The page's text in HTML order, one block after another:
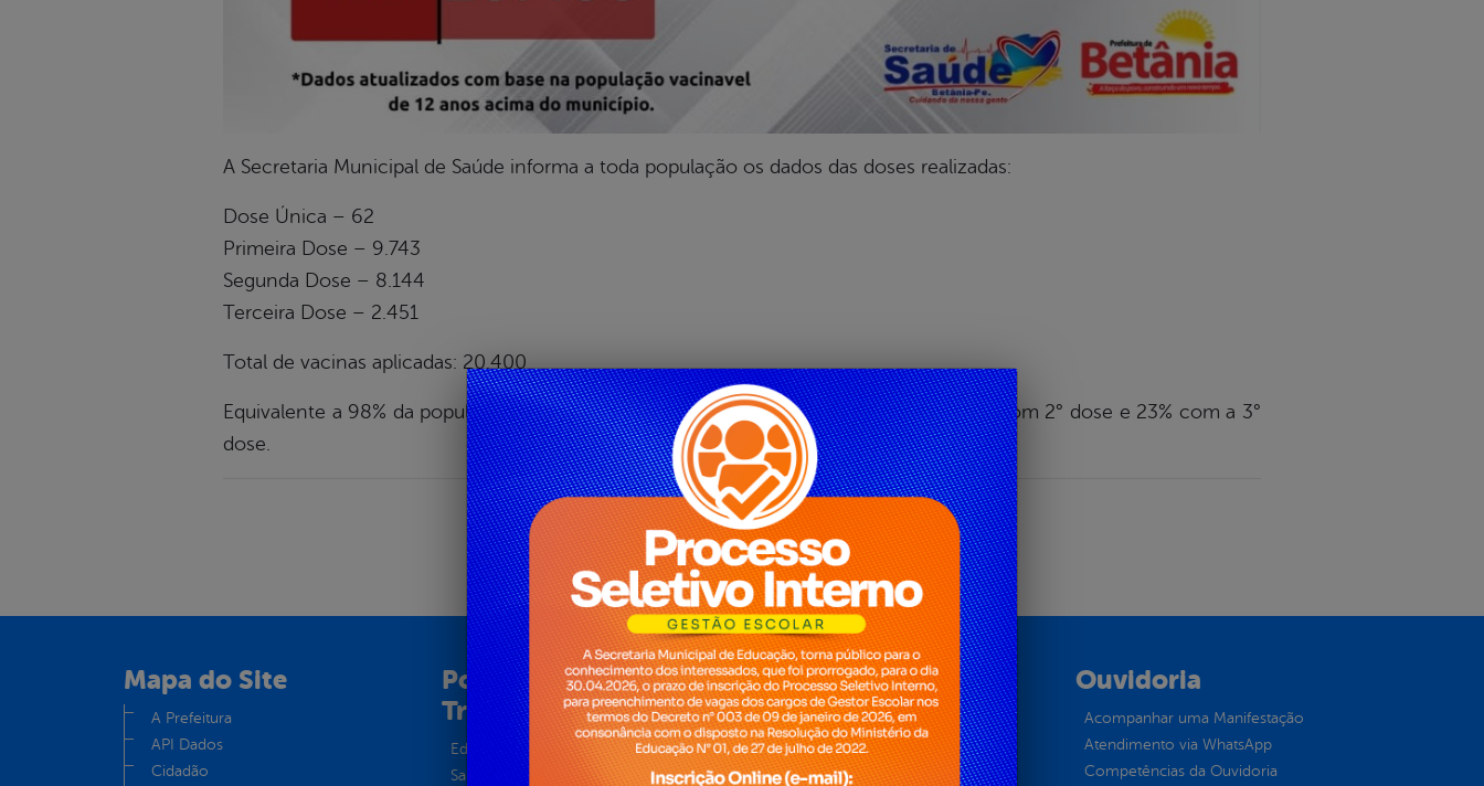
A Secretaria Municipal de Saúde informa a toda população os dados das doses realizadas:
Dose Única – 62
Primeira Dose – 9.743
Segunda Dose – 8.144
Terceira Dose – 2.451
Total de vacinas aplicadas: 20.400
Equivalente a 98% da população vacinada com 1° dose e dose Única, 81% já vacinada com 2° dose e 23% com a 3°
dose.
Mapa do Site
A Prefeitura
API Dados
Cidadão
Portal da
Transparência
Educação
Saúde
E-sic
Como solicitar
Consulte sua Solicitação
Decretos
Ouvidoria
Acompanhar uma Manifestação
Atendimento via WhatsApp
Competências da Ouvidoria